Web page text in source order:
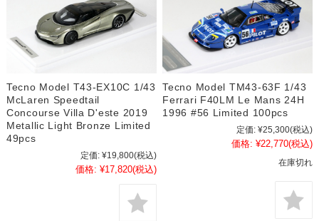
Tecno Model T43-EX10C 1/43
McLaren Speedtail
Concourse Villa D'este 2019
Metallic Light Bronze Limited
49pcs
定価: ¥19,800(税込)
価格: ¥17,820(税込)
Tecno Model TM43-63F 1/43
Ferrari F40LM Le Mans 24H
1996 #56 Limited 100pcs
定価: ¥25,300(税込)
価格: ¥22,770(税込)
在庫切れ